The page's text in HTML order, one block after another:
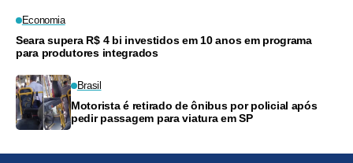
Economia
Seara supera R$ 4 bi investidos em 10 anos em programa
para produtores integrados
Brasil
Motorista é retirado de ônibus por policial após
pedir passagem para viatura em SP